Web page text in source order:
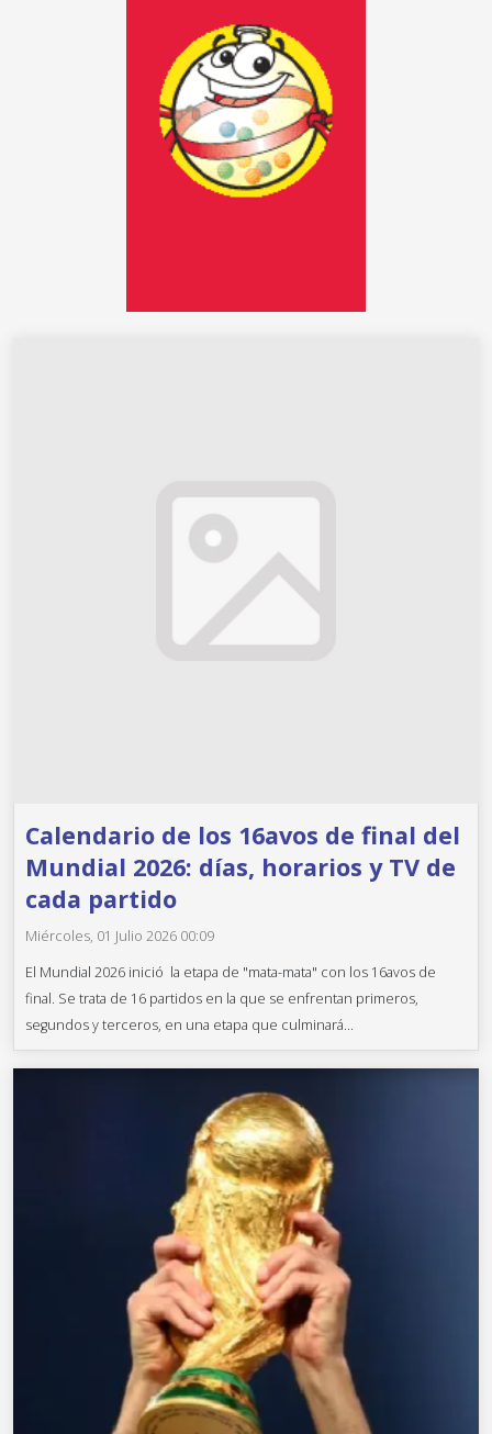
Calendario de los 16avos de final del
Mundial 2026: días, horarios y TV de
cada partido
Miércoles, 01 Julio 2026 00:09
El Mundial 2026 inició la etapa de "mata-mata" con los 16avos de
final. Se trata de 16 partidos en la que se enfrentan primeros,
segundos y terceros, en una etapa que culminará...